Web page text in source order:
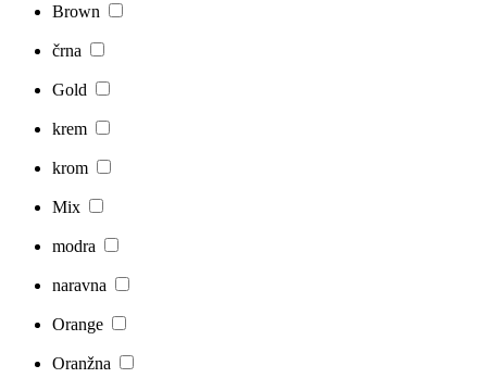
Brown
črna
Gold
krem
krom
Mix
modra
naravna
Orange
Oranžna